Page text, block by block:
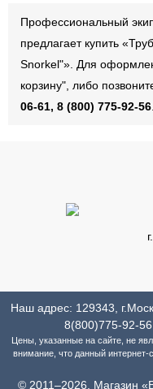
Профессиональный
предлагает купить
Snorkel"». Для
корзину", либо
06-61, 8 (800) 775-92-56.
Наш адрес: 129343,
8(800)775-92-56
Цены, указанные на сайте, не
внимание, что данный
© 2011–2026, Магазин